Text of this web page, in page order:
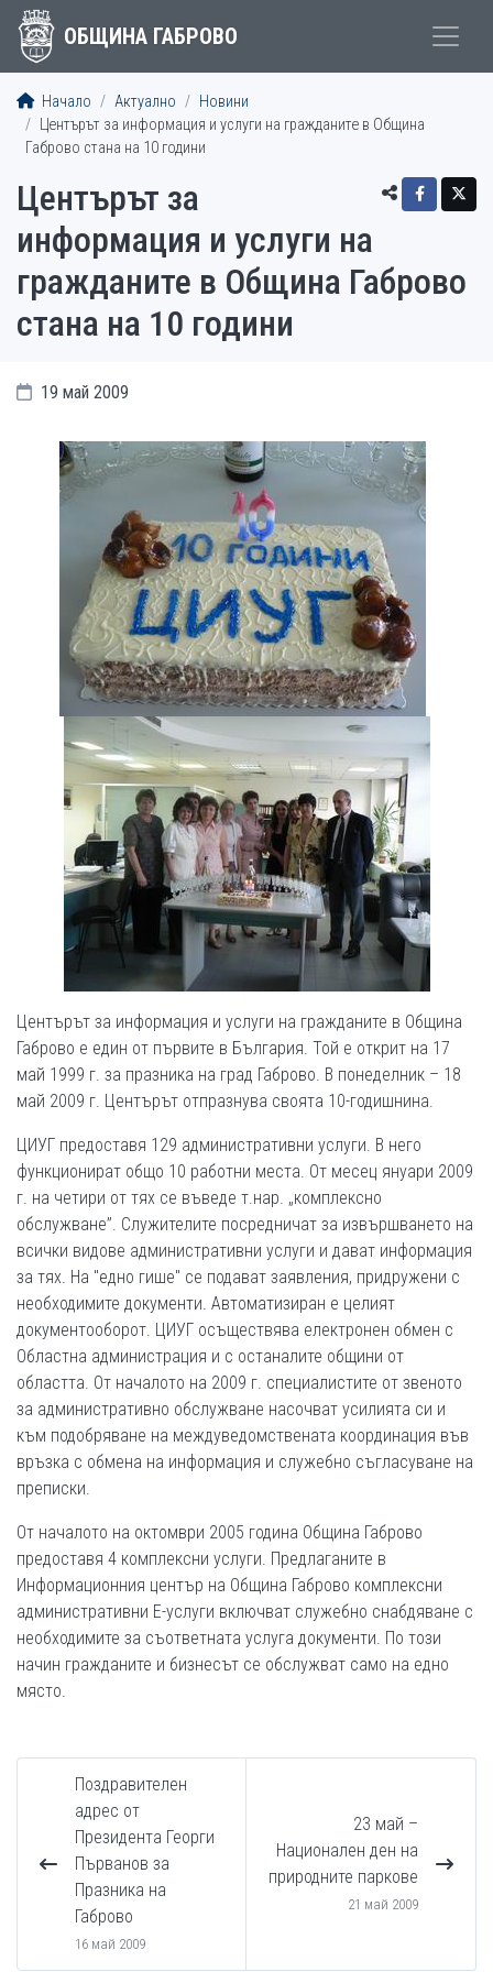
ОБЩИНА ГАБРОВО
Начало Актуално
Новини
Центърът за информация и услуги на гражданите в Община
Габрово стана на 10 години
Центърът за
информация и услуги на
гражданите в Община Габрово
стана на 10 години
19 май 2009
Центърът за информация и услуги на гражданите в Община
Габрово е един от първите в България. Той е открит на 17
май 1999 г. за празника на град Габрово. В понеделник – 18
май 2009 г. Центърът отпразнува своята 10-годишнина.
ЦИУГ предоставя 129 административни услуги. В него
функционират общо 10 работни места. От месец януари 2009
г. на четири от тях се въведе т.нар. „комплексно
обслужване”. Служителите посредничат за извършването на
всички видове административни услуги и дават информация
за тях. На "едно гише" се подават заявления, придружени с
необходимите документи. Автоматизиран е целият
документооборот. ЦИУГ осъществява електронен обмен с
Областна администрация и с останалите общини от
областта. От началото на 2009 г. специалистите от звеното
за административно обслужване насочват усилията си и
към подобряване на междуведомствената координация във
връзка с обмена на информация и служебно съгласуване на
преписки.
От началото на октомври 2005 година Община Габрово
предоставя 4 комплексни услуги. Предлаганите в
Информационния център на Община Габрово комплексни
административни E-услуги включват служебно снабдяване с
необходимите за съответната услуга документи. По този
начин гражданите и бизнесът се обслужват само на едно
място.
Поздравителен
адрес от
Президента Георги
Първанов за
Празника на
Габрово
16 май 2009
23 май –
Национален ден на
природните паркове
21 май 2009